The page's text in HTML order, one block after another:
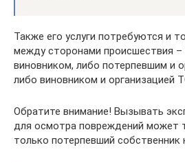
Также его услуги потребуются и
между сторонами происшествия –
виновником, либо потерпевшим и
либо виновником и организацией
Обратите внимание! Вызывать
для осмотра повреждений может
только потерпевший собственник